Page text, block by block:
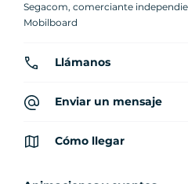
Segacom, comerciante
Mobilboard
Llámanos
Enviar un mensaje
Cómo llegar